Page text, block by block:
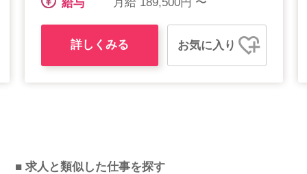
給与
詳しくみる お気に入り
■ 求人と類似した仕事を探す